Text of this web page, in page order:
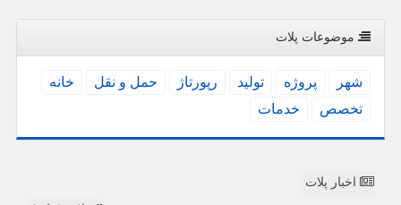
موضوعات پلات
شهر پروژه تولید رپورتاژ حمل و نقل
خانه
تخصص
خدمات
اخبار پلات